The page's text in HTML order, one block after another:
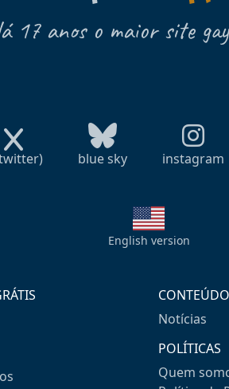
17 anos o maior site
blue sky instagram
English version
CONTEÚDO
Notícias
POLÍTICAS
Quem